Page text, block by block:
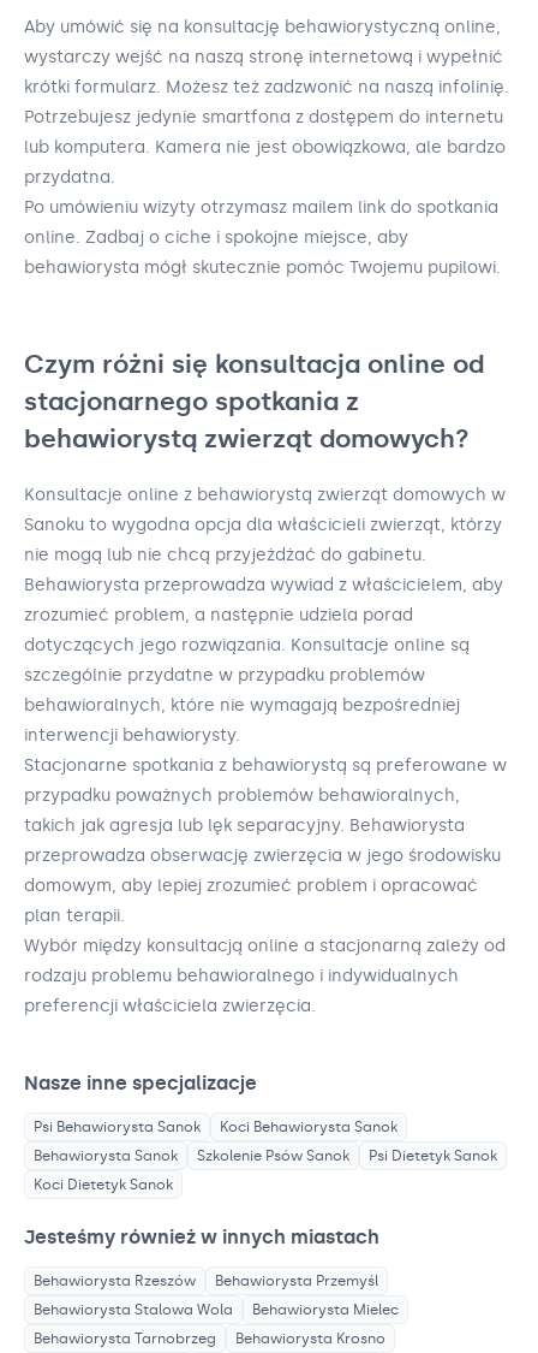
Aby umówić się na konsultację behawiorystyczną online,
wystarczy wejść na naszą stronę internetową i wypełnić
krótki formularz. Możesz też zadzwonić na naszą infolinię.
Potrzebujesz jedynie smartfona z dostępem do internetu
lub komputera. Kamera nie jest obowiązkowa, ale bardzo
przydatna.
Po umówieniu wizyty otrzymasz mailem link do spotkania
online. Zadbaj o ciche i spokojne miejsce, aby
behawiorysta mógł skutecznie pomóc Twojemu pupilowi.
Czym różni się konsultacja online od
stacjonarnego spotkania z
behawiorystą zwierząt domowych?
Konsultacje online z behawiorystą zwierząt domowych w
Sanoku to wygodna opcja dla właścicieli zwierząt, którzy
nie mogą lub nie chcą przyjeżdżać do gabinetu.
Behawiorysta przeprowadza wywiad z właścicielem, aby
zrozumieć problem, a następnie udziela porad
dotyczących jego rozwiązania. Konsultacje online są
szczególnie przydatne w przypadku problemów
behawioralnych, które nie wymagają bezpośredniej
interwencji behawiorysty.
Stacjonarne spotkania z behawiorystą są preferowane w
przypadku poważnych problemów behawioralnych,
takich jak agresja lub lęk separacyjny. Behawiorysta
przeprowadza obserwację zwierzęcia w jego środowisku
domowym, aby lepiej zrozumieć problem i opracować
plan terapii.
Wybór między konsultacją online a stacjonarną zależy od
rodzaju problemu behawioralnego i indywidualnych
preferencji właściciela zwierzęcia.
Nasze inne specjalizacje
Psi Behawiorysta Sanok Koci Behawiorysta Sanok
Behawiorysta Sanok Szkolenie Psów Sanok Psi Dietetyk Sanok
Koci Dietetyk Sanok
Jesteśmy również w innych miastach
Behawiorysta Rzeszów Behawiorysta Przemyśl
Behawiorysta Stalowa Wola Behawiorysta Mielec
Behawiorysta Tarnobrzeg Behawiorysta Krosno